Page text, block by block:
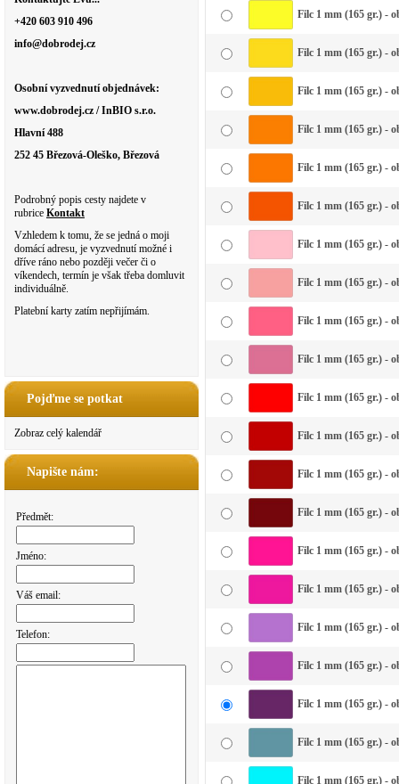
+420 603 910 496
info@dobrodej.cz
Osobní vyzvednutí objednávek:
www.dobrodej.cz / InBIO s.r.o.
Hlavní 488
252 45 Březová-Oleško, Březová
Podrobný popis cesty najdete v
rubrice Kontakt
Vzhledem k tomu, že se jedná o moji
domácí adresu, je vyzvednutí možné i
dříve ráno nebo později večer či o
víkendech, termín je však třeba domluvit
individuálně.
Platební karty zatím nepřijímám.
Pojďme se potkat
Zobraz celý kalendář
Napište nám:
Předmět:
Jméno:
Váš email:
Telefon:
Filc 1 mm (165 gr.) -
Filc 1 mm (165 gr.) -
Filc 1 mm (165 gr.) -
Filc 1 mm (165 gr.) -
Filc 1 mm (165 gr.) -
Filc 1 mm (165 gr.) -
Filc 1 mm (165 gr.) -
Filc 1 mm (165 gr.) -
Filc 1 mm (165 gr.) -
Filc 1 mm (165 gr.) -
Filc 1 mm (165 gr.) -
Filc 1 mm (165 gr.) -
Filc 1 mm (165 gr.) -
Filc 1 mm (165 gr.) -
Filc 1 mm (165 gr.) -
Filc 1 mm (165 gr.) -
Filc 1 mm (165 gr.) -
Filc 1 mm (165 gr.) -
Filc 1 mm (165 gr.) -
Filc 1 mm (165 gr.) -
Filc 1 mm (165 gr.) -